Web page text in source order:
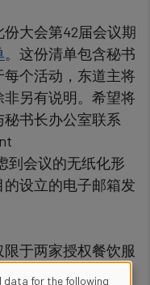
大会第42届会议期
。这份清单包含秘书
个活动，东道主将
另有说明。希望将
书长办公室联系
到会议的无纸化形
设立的电子邮箱发
于两家授权餐饮服
La Plaza
data for the following